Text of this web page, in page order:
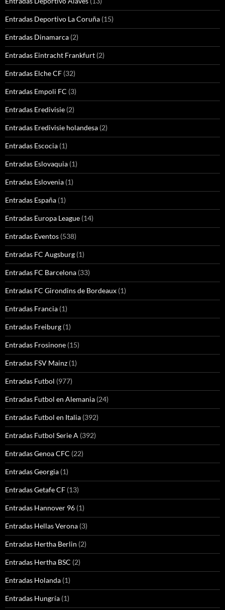
Entradas Deportivo La Coruña (15)
Entradas Dinamarca (2)
Entradas Eintracht Frankfurt (2)
Entradas Elche CF (32)
Entradas Empoli FC (3)
Entradas Eredivisie (2)
Entradas Eredivisie holandesa (2)
Entradas Escocia (1)
Entradas Eslovaquia (1)
Entradas Eslovenia (1)
Entradas España (1)
Entradas Europa League (14)
Entradas Eventos (538)
Entradas FC Augsburg (1)
Entradas FC Barcelona (33)
Entradas FC Girondins de Bordeaux (1)
Entradas Francia (1)
Entradas Freiburg (1)
Entradas Frosinone (15)
Entradas FSV Mainz (1)
Entradas Futbol (977)
Entradas Futbol en Alemania (24)
Entradas Futbol en Italia (392)
Entradas Futbol Serie A (392)
Entradas Genoa CFC (22)
Entradas Georgia (1)
Entradas Getafe CF (13)
Entradas Hannover 96 (1)
Entradas Hellas Verona (3)
Entradas Hertha Berlin (2)
Entradas Hertha BSC (2)
Entradas Holanda (1)
Entradas Hungría (1)